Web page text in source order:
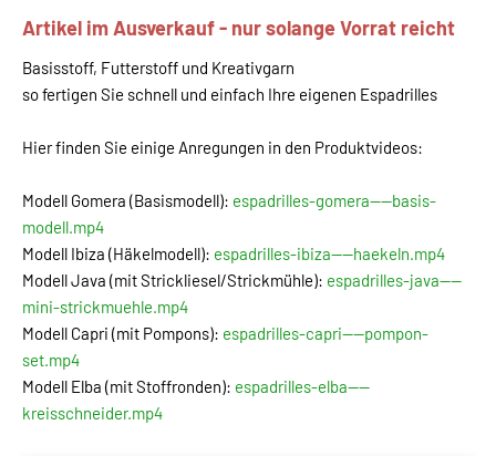
Artikel im Ausverkauf - nur solange Vorrat reicht
Basisstoff, Futterstoff und Kreativgarn
so fertigen Sie schnell und einfach Ihre eigenen Espadrilles
Hier finden Sie einige Anregungen in den Produktvideos:
Modell Gomera (Basismodell): espadrilles-gomera----basis-
modell.mp4
Modell Ibiza (Häkelmodell): espadrilles-ibiza----haekeln.mp4
Modell Java (mit Strickliesel/Strickmühle): espadrilles-java----
mini-strickmuehle.mp4
Modell Capri (mit Pompons): espadrilles-capri----pompon-
set.mp4
Modell Elba (mit Stoffronden): espadrilles-elba----
kreisschneider.mp4